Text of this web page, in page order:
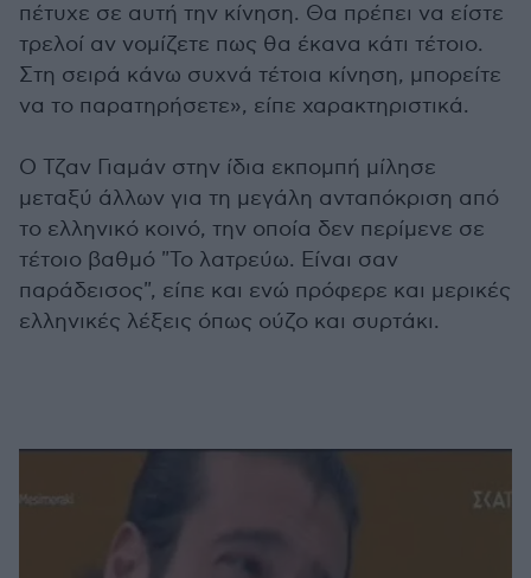
πέτυχε σε αυτή την κίνηση. Θα πρέπει να είστε
τρελοί αν νομίζετε πως θα έκανα κάτι τέτοιο.
Στη σειρά κάνω συχνά τέτοια κίνηση, μπορείτε
να το παρατηρήσετε», είπε χαρακτηριστικά.
O Τζαν Γιαμάν στην ίδια εκπομπή μίλησε
μεταξύ άλλων για τη μεγάλη ανταπόκριση από
το ελληνικό κοινό, την οποία δεν περίμενε σε
τέτοιο βαθμό "Το λατρεύω. Είναι σαν
παράδεισος", είπε και ενώ πρόφερε και μερικές
ελληνικές λέξεις όπως ούζο και συρτάκι.